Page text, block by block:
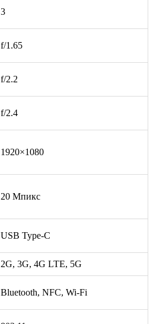
3
f/1.65
f/2.2
f/2.4
1920×1080
20 Мпикс
USB Type-C
2G, 3G, 4G LTE, 5G
Bluetooth, NFC, Wi-Fi